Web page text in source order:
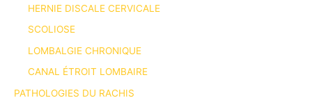
HERNIE DISCALE CERVICALE
SCOLIOSE
LOMBALGIE CHRONIQUE
CANAL ÉTROIT LOMBAIRE
PATHOLOGIES DU RACHIS